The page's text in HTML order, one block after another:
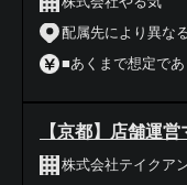
配属先により異な
■あくまで想定で
【京都】店舗運
株式会社テイクア